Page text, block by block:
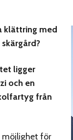
klättring med
ligger
och en
från
möjlighet för